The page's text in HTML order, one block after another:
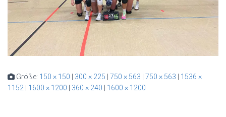
Größe: 150 × 150 | 300 × 225 | 750 × 563 | 750 × 563 | 1536 ×
1152 | 1600 × 1200 | 360 × 240 | 1600 × 1200